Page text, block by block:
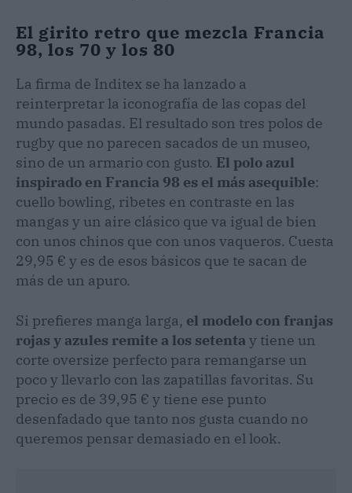
El girito retro que mezcla Francia
98, los 70 y los 80
La firma de Inditex se ha lanzado a
reinterpretar la iconografía de las copas del
mundo pasadas. El resultado son tres polos de
rugby que no parecen sacados de un museo,
sino de un armario con gusto. El polo azul
inspirado en Francia 98 es el más asequible:
cuello bowling, ribetes en contraste en las
mangas y un aire clásico que va igual de bien
con unos chinos que con unos vaqueros. Cuesta
29,95 € y es de esos básicos que te sacan de
más de un apuro.
Si prefieres manga larga, el modelo con franjas
rojas y azules remite a los setenta y tiene un
corte oversize perfecto para remangarse un
poco y llevarlo con las zapatillas favoritas. Su
precio es de 39,95 € y tiene ese punto
desenfadado que tanto nos gusta cuando no
queremos pensar demasiado en el look.